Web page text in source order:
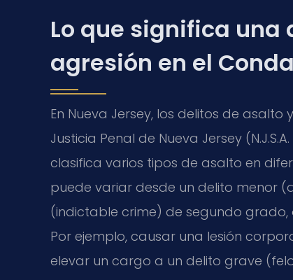
Lo que significa
agresión en el
En Nueva Jersey, los delitos de
Justicia Penal de Nueva Jersey
clasifica varios tipos de asalto en
puede variar desde un delito menor
(indictable crime) de segundo
Por ejemplo, causar una lesión
elevar un cargo a un delito grave